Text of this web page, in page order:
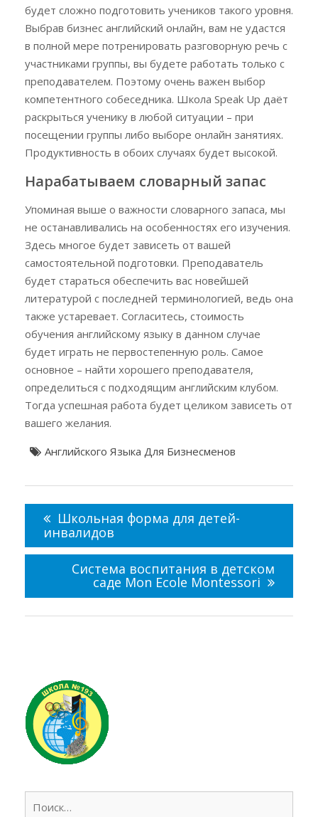
будет сложно подготовить учеников такого уровня.
Выбрав бизнес английский онлайн, вам не удастся
в полной мере потренировать разговорную речь с
участниками группы, вы будете работать только с
преподавателем. Поэтому очень важен выбор
компетентного собеседника. Школа Speak Up даёт
раскрыться ученику в любой ситуации – при
посещении группы либо выборе онлайн занятиях.
Продуктивность в обоих случаях будет высокой.
Нарабатываем словарный запас
Упоминая выше о важности словарного запаса, мы
не останавливались на особенностях его изучения.
Здесь многое будет зависеть от вашей
самостоятельной подготовки. Преподаватель
будет стараться обеспечить вас новейшей
литературой с последней терминологией, ведь она
также устаревает. Согласитесь, стоимость
обучения английскому языку в данном случае
будет играть не первостепенную роль. Самое
основное – найти хорошего преподавателя,
определиться с подходящим английским клубом.
Тогда успешная работа будет целиком зависеть от
вашего желания.
Английского Языка Для Бизнесменов
записям
Школьная форма для детей-
инвалидов
Система воспитания в детском
саде Mon Ecole Montessori